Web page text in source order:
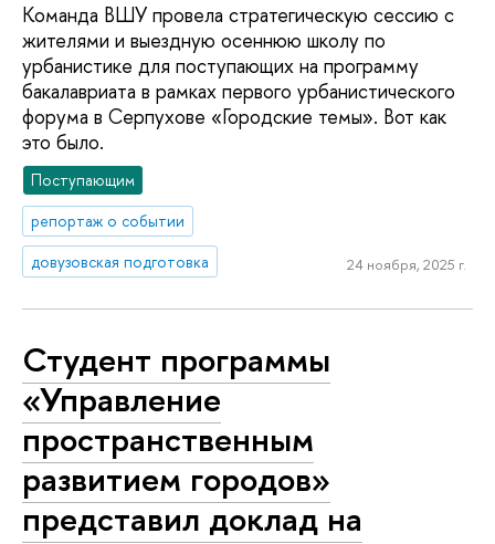
Команда ВШУ провела стратегическую сессию с
жителями и выездную осеннюю школу по
урбанистике для поступающих на программу
бакалавриата в рамках первого урбанистического
форума в Серпухове «Городские темы». Вот как
это было.
Поступающим
репортаж о событии
довузовская подготовка
24 ноября, 2025 г.
Студент программы
«Управление
пространственным
развитием городов»
представил доклад на